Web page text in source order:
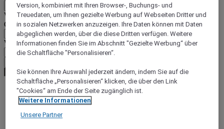
Zurück
Währung unten auswählen
Geografische Zone
Währung
World
Europe
United Kingdom
Version, kombiniert mit Ihren Browser-, Buchungs- und
Treuedaten, um Ihnen gezielte Werbung auf Webseiten Dritter und
in sozialen Netzwerken anzuzeigen. Ihre Daten können mit Daten
abgeglichen werden, über die diese Dritten verfügen. Weitere
Informationen finden Sie im Abschnitt "Gezielte Werbung“ über
die Schaltfläche "Personalisieren“.
Sie können Ihre Auswahl jederzeit ändern, indem Sie auf die
Schaltfläche „Personalisieren“ klicken, die über den Link
"Cookies“ am Ende der Seite zugänglich ist.
Weitere Informationen
Unsere Partner